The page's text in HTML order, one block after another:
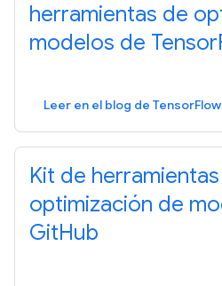
herramientas de
modelos de
Leer en el blog de TensorFlow
Kit de
optimización de
GitHub